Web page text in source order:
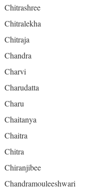
Chitrashree
Chitralekha
Chitraja
Chandra
Charvi
Charudatta
Charu
Chaitanya
Chaitra
Chitra
Chiranjibee
Chandramouleeshwari